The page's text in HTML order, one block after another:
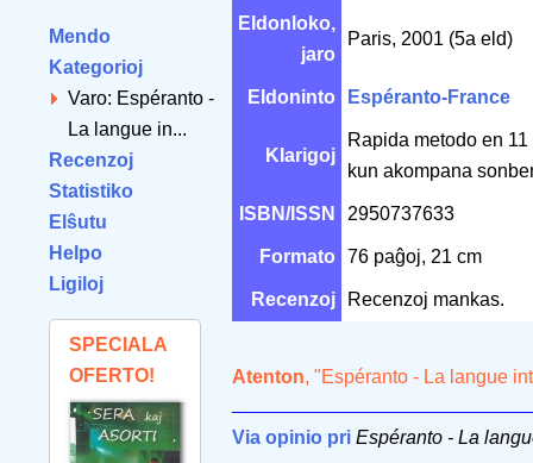
Mendo
Kategorioj
Varo: Espéranto -
La langue in...
Recenzoj
Statistiko
Elŝutu
Helpo
Ligiloj
SPECIALA
OFERTO!
Eldonloko,
jaro
Paris, 2001 (5a eld)
Eldoninto Espéranto-France
Klarigoj
Rapida metodo en
kun akompana
ISBN/ISSN 2950737633
Formato 76 paĝoj, 21 cm
Recenzoj Recenzoj mankas.
Atenton, "Espéranto - La langue
Via opinio pri Espéranto - La